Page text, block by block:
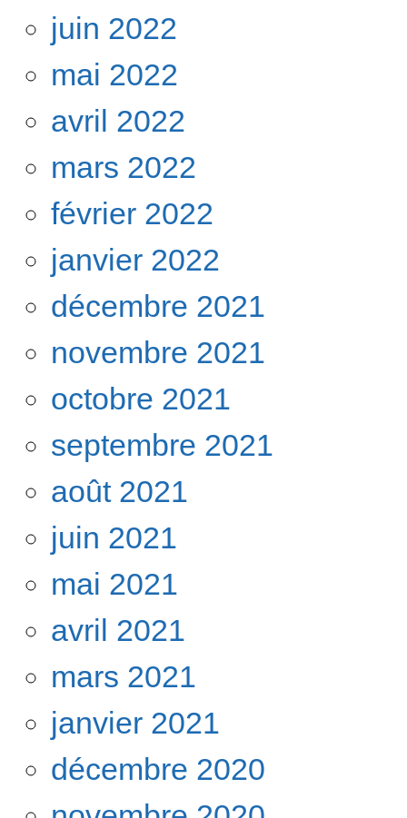
juin 2022
mai 2022
avril 2022
mars 2022
février 2022
janvier 2022
décembre 2021
novembre 2021
octobre 2021
septembre 2021
août 2021
juin 2021
mai 2021
avril 2021
mars 2021
janvier 2021
décembre 2020